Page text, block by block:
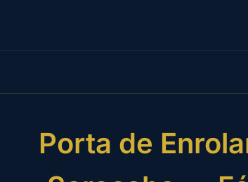
Porta de